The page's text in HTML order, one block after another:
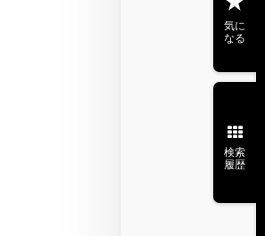
気に
なる
検索
履歴